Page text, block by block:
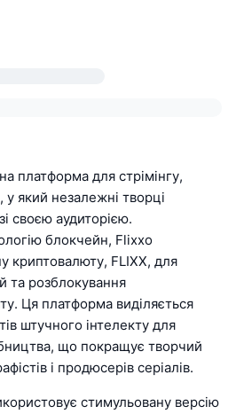
платформа для стрімінгу,
у який незалежні творці
своєю аудиторією.
блокчейн, Flixxo
криптовалюту, FLIXX, для
та розблокування
Ця платформа виділяється
штучного інтелекту для
що покращує творчий
і продюсерів серіалів.
стимульовану версію